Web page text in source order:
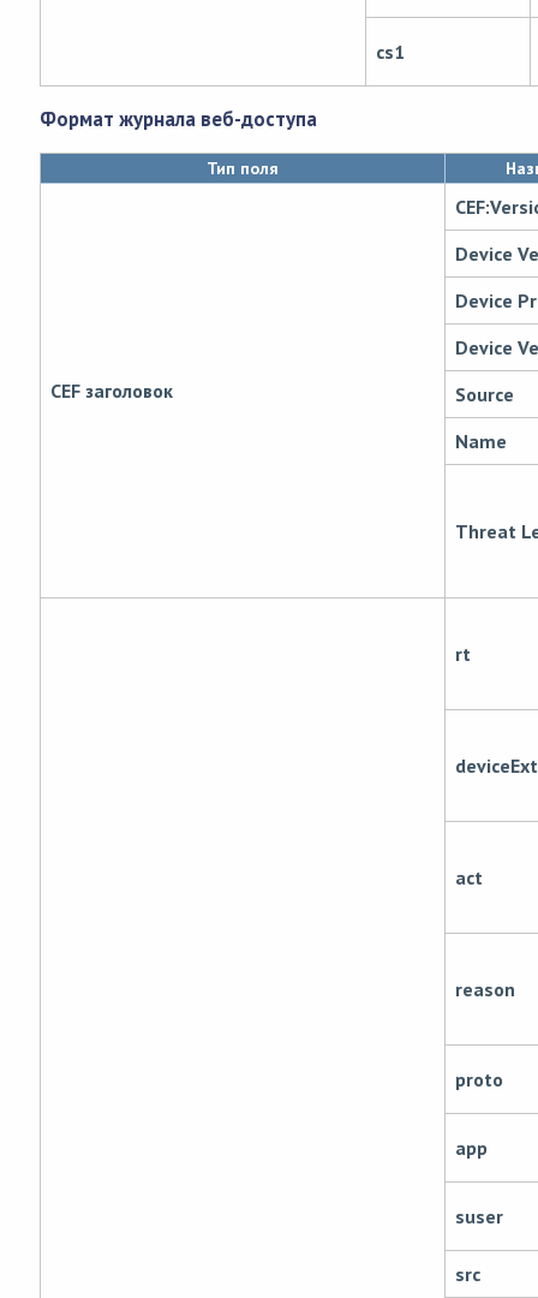
cs1
Формат журнала веб-доступа
Тип поля
CEF заголовок
Device
Device
Device
Source
Name
Threat
rt
act
reason
proto
app
suser
src